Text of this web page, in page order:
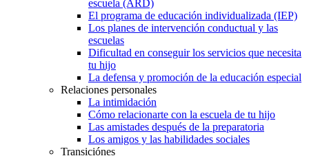
escuela (ARD)
El programa de educación individualizada (IEP)
Los planes de intervención conductual y las
escuelas
Dificultad en conseguir los servicios que necesita
tu hijo
La defensa y promoción de la educación especial
Relaciones personales
La intimidación
Cómo relacionarte con la escuela de tu hijo
Las amistades después de la preparatoria
Los amigos y las habilidades sociales
Transiciónes